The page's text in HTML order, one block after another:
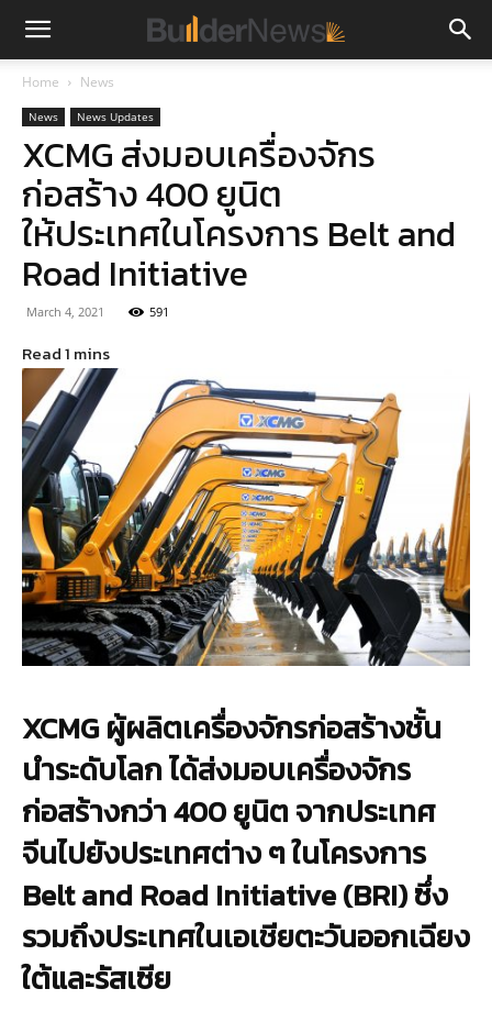
Home News
News News Updates
XCMG ส่งมอบเครื่องจักร
ก่อสร้าง 400 ยูนิต
ให้ประเทศในโครงการ Belt and
Road Initiative
March 4, 2021 591
XCMG ผู้ผลิตเครื่องจักรก่อสร้างชั้น
นำระดับโลก ได้ส่งมอบเครื่องจักร
ก่อสร้างกว่า 400 ยูนิต จากประเทศ
จีนไปยังประเทศต่าง ๆ ในโครงการ
Belt and Road Initiative (BRI) ซึ่ง
รวมถึงประเทศในเอเชียตะวันออกเฉียง
ใต้และรัสเซีย